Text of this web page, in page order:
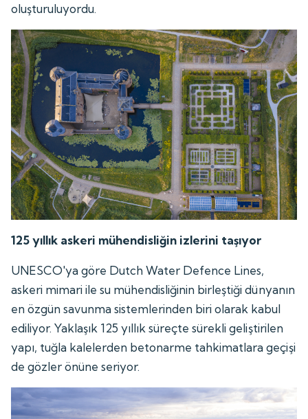
oluşturuluyordu.
125 yıllık askeri mühendisliğin izlerini taşıyor
UNESCO'ya göre Dutch Water Defence Lines,
askeri mimari ile su mühendisliğinin birleştiği dünyanın
en özgün savunma sistemlerinden biri olarak kabul
ediliyor. Yaklaşık 125 yıllık süreçte sürekli geliştirilen
yapı, tuğla kalelerden betonarme tahkimatlara geçişi
de gözler önüne seriyor.